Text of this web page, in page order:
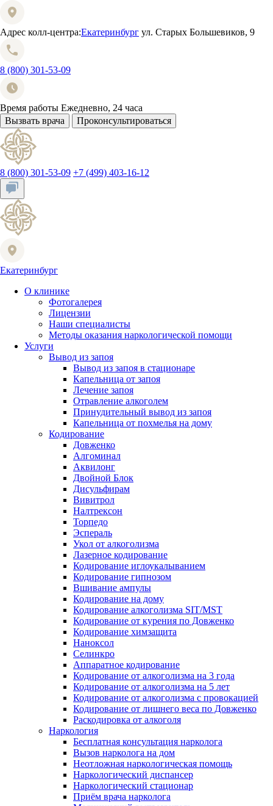
Адрес колл-центра:Екатеринбург ул. Старых Большевиков, 9
8 (800) 301-53-09
Время работы Ежедневно, 24 часа
Вызвать врача
Проконсультироваться
8 (800) 301-53-09 +7 (499) 403-16-12
Екатеринбург
О клинике
Фотогалерея
Лицензии
Наши специалисты
Методы оказания наркологической помощи
Услуги
Вывод из запоя
Вывод из запоя в стационаре
Капельница от запоя
Лечение запоя
Отравление алкоголем
Принудительный вывод из запоя
Капельница от похмелья на дому
Кодирование
Довженко
Алгоминал
Аквилонг
Двойной Блок
Дисульфирам
Вивитрол
Налтрексон
Торпедо
Эспераль
Укол от алкоголизма
Лазерное кодирование
Кодирование иглоукалыванием
Кодирование гипнозом
Вшивание ампулы
Кодирование на дому
Кодирование алкоголизма SIT/MST
Кодирование от курения по Довженко
Кодирование химзащита
Наноксол
Селинкро
Аппаратное кодирование
Кодирование от алкоголизма на 3 года
Кодирование от алкоголизма на 5 лет
Кодирование от алкоголизма с провокацией
Кодирование от лишнего веса по Довженко
Раскодировка от алкоголя
Наркология
Бесплатная консультация нарколога
Вызов нарколога на дом
Неотложная наркологическая помощь
Наркологический диспансер
Наркологический стационар
Приём врача нарколога